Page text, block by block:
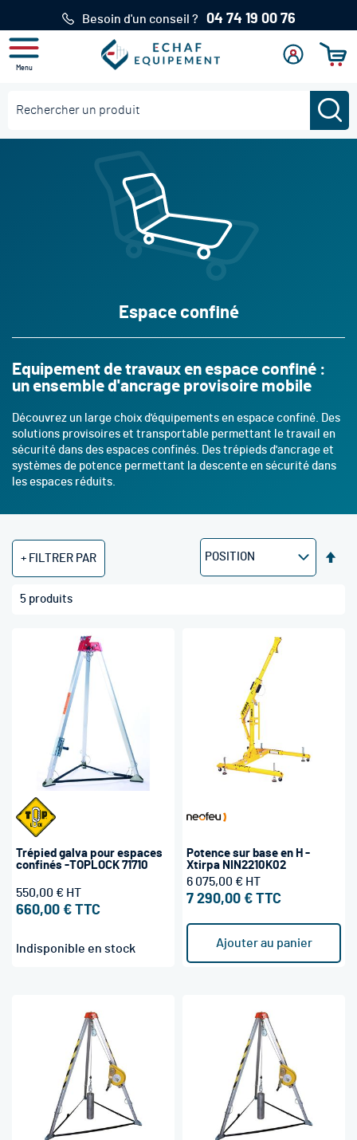
Menu
Besoin d'un conseil ? 04 74 19 00 76
compte
connecter
Espace confiné
Equipement de travaux en espace confiné :
un ensemble d'ancrage provisoire mobile
Découvrez un large choix d'équipements en espace confiné. Des
solutions provisoires et transportable permettant le travail en
sécurité dans des espaces confinés. Des trépieds d'ancrage et
systèmes de potence permettant la descente en sécurité dans
les espaces réduits.
5 produits
Trépied galva pour espaces
confinés -TOPLOCK 71710
660,00 €
550,00 €
Indisponible en stock
Potence sur base en H -
Xtirpa NIN2210K02
7 290,00 €
6 075,00 €
Ajouter au panier
FILTRER PAR